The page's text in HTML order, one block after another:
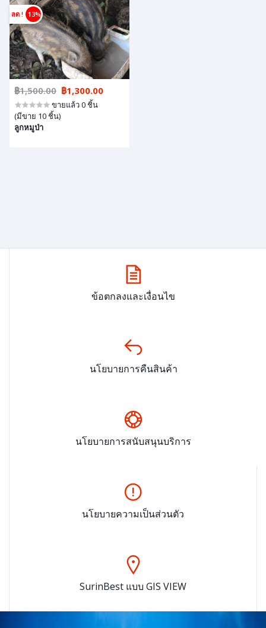
ลด ! 13%
฿1,500.00 ฿1,300.00
ขายแล้ว 0 ชิ้น
(มีขาย 10 ชิ้น)
ลูกหมูป่า
ข้อตกลงและเงื่อนไข
นโยบายการคืนสินค้า
นโยบายการสนับสนุนบริการ
นโยบายความเป็นส่วนตัว
SurinBest แบบ GIS VIEW